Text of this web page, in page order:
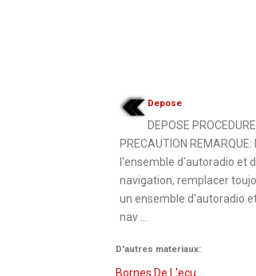
Depose
DEPOSE
PRECAUTION
l'ensemble d'autoradio et
navigation, remplacer
un ensemble d'autoradio
nav ...
D'autres materiaux:
Bornes De L'ecu